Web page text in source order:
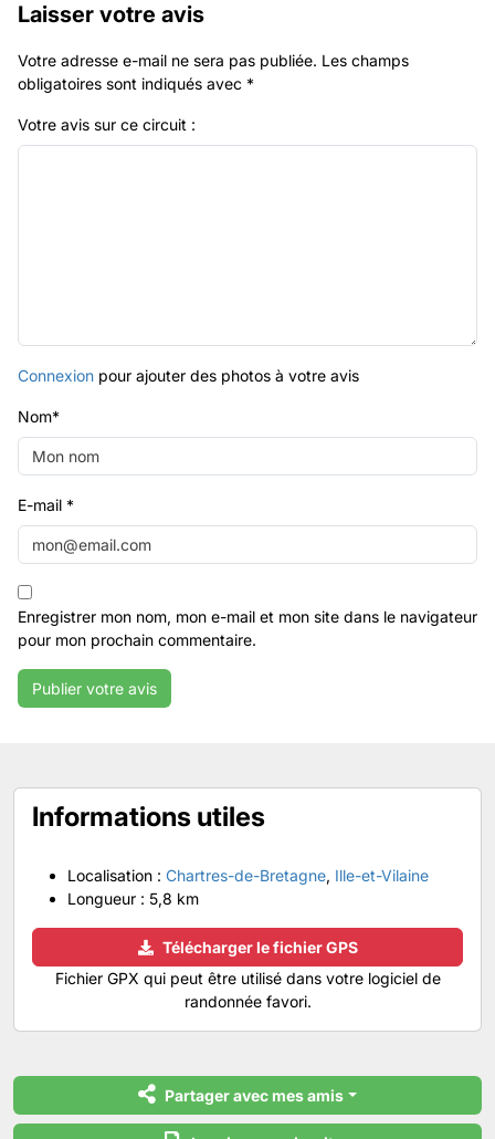
Laisser votre avis
Votre adresse e-mail ne sera pas publiée. Les champs
obligatoires sont indiqués avec *
Votre avis sur ce circuit :
Connexion pour ajouter des photos à votre avis
Nom*
E-mail *
Enregistrer mon nom, mon e-mail et mon site dans le navigateur
pour mon prochain commentaire.
Informations utiles
Localisation : Chartres-de-Bretagne, Ille-et-Vilaine
Longueur : 5,8 km
Télécharger le fichier GPS
Fichier GPX qui peut être utilisé dans votre logiciel de
randonnée favori.
Partager avec mes amis